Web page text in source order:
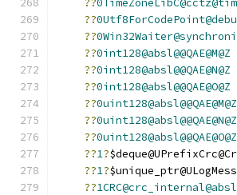
??
??
??
??0int128@absl@@QAE@M@Z
??0int128@absl@@QAE@N@Z
??0int128@absl@@QAE@O@Z
??0uint128@absl@@QAE@M@Z
??0uint128@absl@@QAE@N@Z
??0uint128@absl@@QAE@O@Z
??1?
??1?
??